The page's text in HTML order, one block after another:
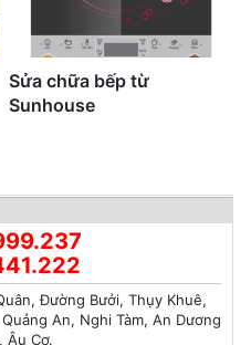
Sửa chữa bếp từ
Sunhouse
Đường Bưởi, Thụy Khuê,
An, Nghi Tàm, An Dương
Âu Cơ.